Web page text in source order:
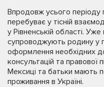
Впродовж усього періоду
перебуває у тісній
у Рівненській області.
супроводжують родину у
оформлення необхідних
консультацій та правової
Мексиці та батьки мають
проживання в Україні.